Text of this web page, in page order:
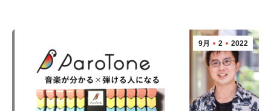
9月 2 2022